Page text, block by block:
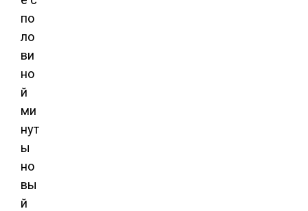
по
ло
ви
но
й
ми
нут
ы
но
вы
й